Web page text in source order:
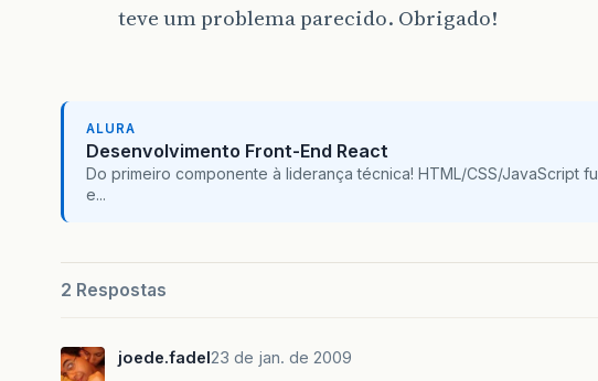
teve um problema parecido. Obrigado!
ALURA
Desenvolvimento Front-End React
Do primeiro componente à liderança técnica! HTML/CSS/JavaScript
e...
2 Respostas
joede.fadel23 de jan. de 2009